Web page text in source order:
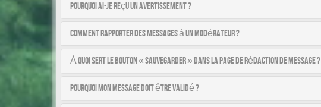
Pourquoi ai-je reçu un avertissement ?
Comment rapporter des messages à un modérateur ?
À quoi sert le bouton « Sauvegarder » dans la page de rédaction de message ?
Pourquoi mon message doit être validé ?